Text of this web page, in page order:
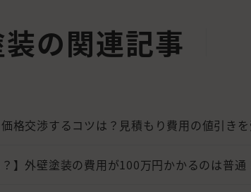
の関連記事
格交渉するコツは？見積もり費用の値引き
？】外壁塗装の費用が100万円かかるのは普